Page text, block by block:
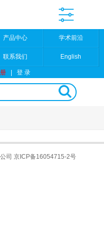
产品中心 学术前沿
联系我们 English
|登 录
司 京ICP备16054715-2号